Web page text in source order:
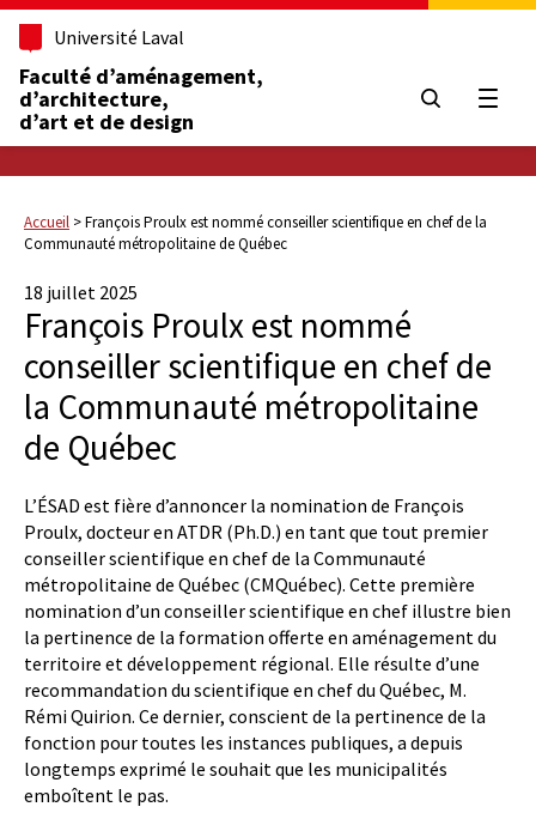
Université Laval
Faculté d’aménagement,
d’architecture,
d’art et de design
Accueil >François Proulx est nommé conseiller scientifique en chef de la
Communauté métropolitaine de Québec
18 juillet 2025
François Proulx est nommé
conseiller scientifique en chef de
la Communauté métropolitaine
de Québec
L’ÉSAD est fière d’annoncer la nomination de François
Proulx, docteur en ATDR (Ph.D.) en tant que tout premier
conseiller scientifique en chef de la Communauté
métropolitaine de Québec (CMQuébec). Cette première
nomination d’un conseiller scientifique en chef illustre bien
la pertinence de la formation offerte en aménagement du
territoire et développement régional. Elle résulte d’une
recommandation du scientifique en chef du Québec, M.
Rémi Quirion. Ce dernier, conscient de la pertinence de la
fonction pour toutes les instances publiques, a depuis
longtemps exprimé le souhait que les municipalités
emboîtent le pas.